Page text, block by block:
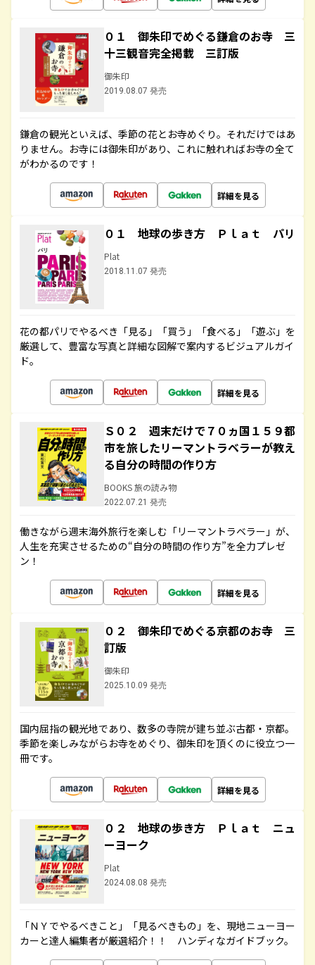
０１ 御朱印でめぐる鎌倉のお寺 三
十三観音完全掲載 三訂版
御朱印
2019.08.07 発売
鎌倉の観光といえば、季節の花とお寺めぐり。それだけではあ
りません。お寺には御朱印があり、これに触れればお寺の全て
がわかるのです！
詳細を見る
０１ 地球の歩き方 Ｐｌａｔ パリ
Plat
2018.11.07 発売
花の都パリでやるべき「見る」「買う」「食べる」「遊ぶ」を
厳選して、豊富な写真と詳細な図解で案内するビジュアルガイ
ド。
詳細を見る
Ｓ０２ 週末だけで７０ヵ国１５９都
市を旅したリーマントラベラーが教え
る自分の時間の作り方
BOOKS 旅の読み物
2022.07.21 発売
働きながら週末海外旅行を楽しむ「リーマントラベラー」が、
人生を充実させるための“自分の時間の作り方”を全力プレゼ
ン！
詳細を見る
０２ 御朱印でめぐる京都のお寺 三
訂版
御朱印
2025.10.09 発売
国内屈指の観光地であり、数多の寺院が建ち並ぶ古都・京都。
季節を楽しみながらお寺をめぐり、御朱印を頂くのに役立つ一
冊です。
詳細を見る
０２ 地球の歩き方 Ｐｌａｔ ニュ
ーヨーク
Plat
2024.08.08 発売
「ＮＹでやるべきこと」「見るべきもの」を、現地ニューヨー
カーと達人編集者が厳選紹介！！ ハンディなガイドブック。